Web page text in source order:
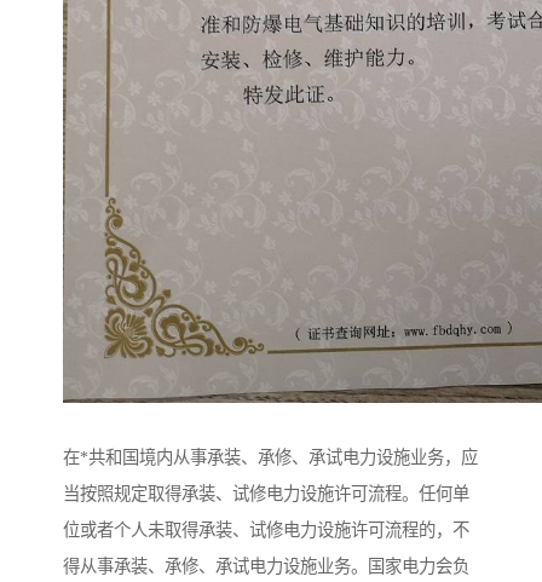
在*共和国境内从事承装、承修、承试电力设施业务，应
当按照规定取得承装、试修电力设施许可流程。任何单
位或者个人未取得承装、试修电力设施许可流程的，不
得从事承装、承修、承试电力设施业务。国家电力会负